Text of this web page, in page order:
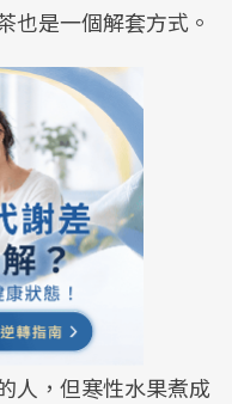
也是一個解套方式。
人，但寒性水果煮成